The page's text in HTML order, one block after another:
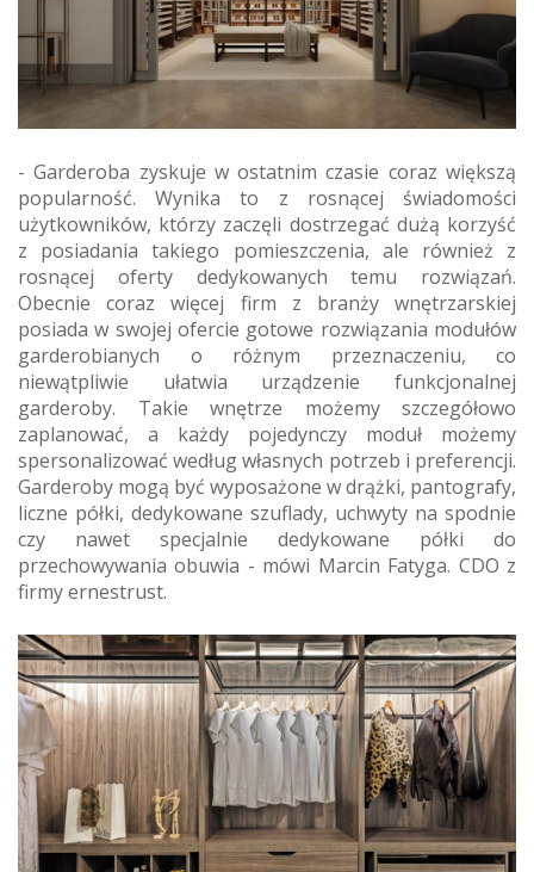
- Garderoba zyskuje w ostatnim czasie coraz większą
popularność. Wynika to z rosnącej świadomości
użytkowników, którzy zaczęli dostrzegać dużą korzyść
z posiadania takiego pomieszczenia, ale również z
rosnącej oferty dedykowanych temu rozwiązań.
Obecnie coraz więcej firm z branży wnętrzarskiej
posiada w swojej ofercie gotowe rozwiązania modułów
garderobianych o różnym przeznaczeniu, co
niewątpliwie ułatwia urządzenie funkcjonalnej
garderoby. Takie wnętrze możemy szczegółowo
zaplanować, a każdy pojedynczy moduł możemy
spersonalizować według własnych potrzeb i preferencji.
Garderoby mogą być wyposażone w drążki, pantografy,
liczne półki, dedykowane szuflady, uchwyty na spodnie
czy nawet specjalnie dedykowane półki do
przechowywania obuwia - mówi Marcin Fatyga. CDO z
firmy ernestrust.